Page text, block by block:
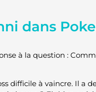
dans
à la question :
difficile à vaincre. Il a